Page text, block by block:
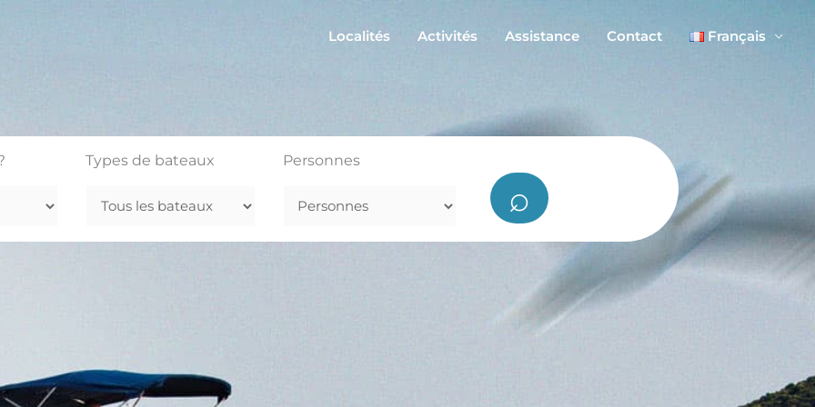
Localités Activités Assistance Contact Français
Types de bateaux Personnes